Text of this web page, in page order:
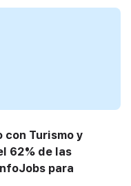
con Turismo y
62% de las
para